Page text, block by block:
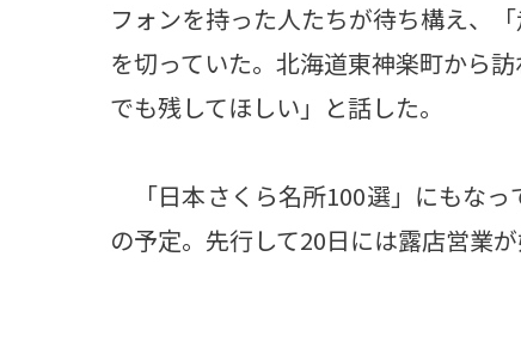
フォンを持った人たちが待ち構え、
を切っていた。北海道東神楽町から
でも残してほしい」と話した。
「日本さくら名所100選」にもな
の予定。先行して20日には露店営業が